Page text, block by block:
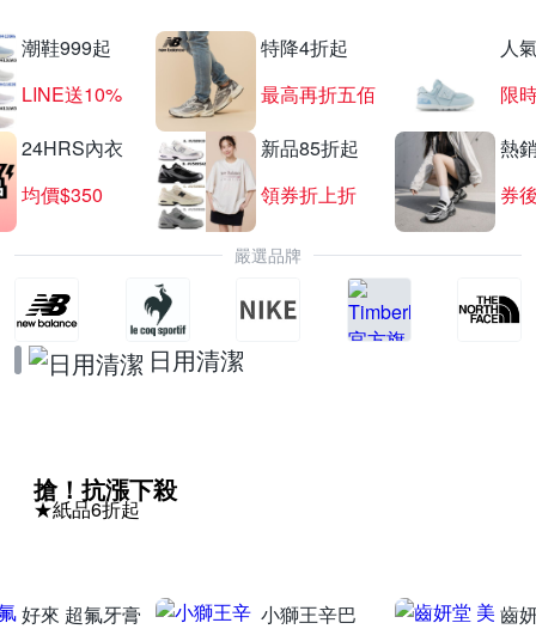
MIDO 美度錶結帳享86折
潮鞋999起
LINE送10%
特降4折起
最高再折五佰
人
限
24HRS內衣
均價$350
新品85折起
領券折上折
熱
券
嚴選品牌
日用清潔
搶！抗漲下殺
★紙品6折起
好來 超氟牙膏
小獅王辛巴
齒